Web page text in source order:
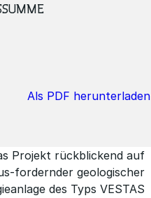
Als PDF herunterladen
Projekt rückblickend auf
fordernder geologischer
des Typs VESTAS